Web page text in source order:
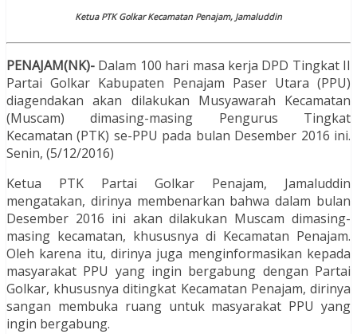
Ketua PTK Golkar Kecamatan Penajam, Jamaluddin
PENAJAM(NK)- Dalam 100 hari masa kerja DPD Tingkat II
Partai Golkar Kabupaten Penajam Paser Utara (PPU)
diagendakan akan dilakukan Musyawarah Kecamatan
(Muscam) dimasing-masing Pengurus Tingkat
Kecamatan (PTK) se-PPU pada bulan Desember 2016 ini.
Senin, (5/12/2016)
Ketua PTK Partai Golkar Penajam, Jamaluddin
mengatakan, dirinya membenarkan bahwa dalam bulan
Desember 2016 ini akan dilakukan Muscam dimasing-
masing kecamatan, khususnya di Kecamatan Penajam.
Oleh karena itu, dirinya juga menginformasikan kepada
masyarakat PPU yang ingin bergabung dengan Partai
Golkar, khususnya ditingkat Kecamatan Penajam, dirinya
sangan membuka ruang untuk masyarakat PPU yang
ingin bergabung.